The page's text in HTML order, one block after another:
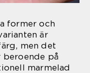
former och
är
men det
beroende på
marmelad